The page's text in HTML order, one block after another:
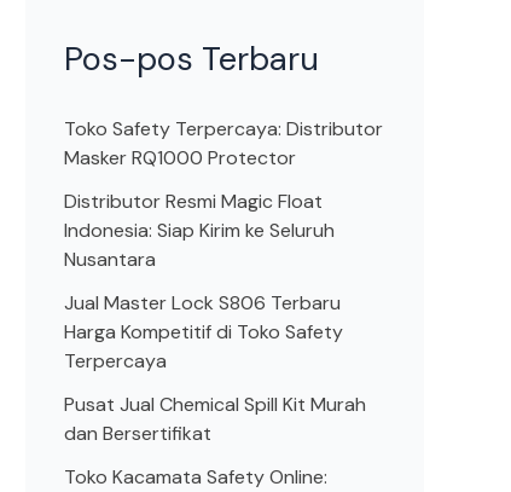
Pos-pos Terbaru
Toko Safety Terpercaya: Distributor
Masker RQ1000 Protector
Distributor Resmi Magic Float
Indonesia: Siap Kirim ke Seluruh
Nusantara
Jual Master Lock S806 Terbaru
Harga Kompetitif di Toko Safety
Terpercaya
Pusat Jual Chemical Spill Kit Murah
dan Bersertifikat
Toko Kacamata Safety Online: